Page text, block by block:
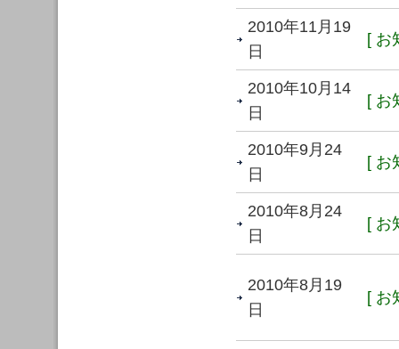
2010年11月19
日
[ お
2010年10月14
日
[ お
2010年9月24
日
[ お
2010年8月24
日
[ お
2010年8月19
日
[ お